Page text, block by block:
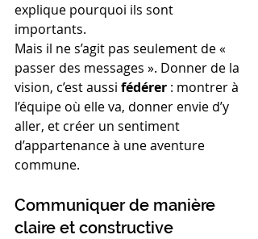
explique pourquoi ils sont
importants.
Mais il ne s’agit pas seulement de «
passer des messages ». Donner de la
vision, c’est aussi fédérer : montrer à
l’équipe où elle va, donner envie d’y
aller, et créer un sentiment
d’appartenance à une aventure
commune.
Communiquer de manière
claire et constructive